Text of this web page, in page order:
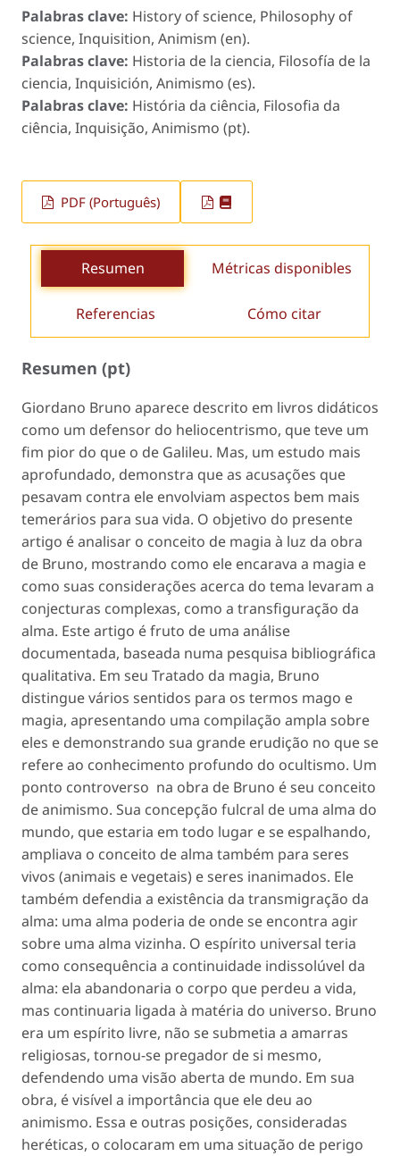
Palabras clave: History of science, Philosophy of
science, Inquisition, Animism (en).
Palabras clave: Historia de la ciencia, Filosofía de la
ciencia, Inquisición, Animismo (es).
Palabras clave: História da ciência, Filosofia da
ciência, Inquisição, Animismo (pt).
PDF (Português)
Resumen Métricas disponibles
Referencias Cómo citar
Resumen (pt)
Giordano Bruno aparece descrito em livros didáticos
como um defensor do heliocentrismo, que teve um
fim pior do que o de Galileu. Mas, um estudo mais
aprofundado, demonstra que as acusações que
pesavam contra ele envolviam aspectos bem mais
temerários para sua vida. O objetivo do presente
artigo é analisar o conceito de magia à luz da obra
de Bruno, mostrando como ele encarava a magia e
como suas considerações acerca do tema levaram a
conjecturas complexas, como a transfiguração da
alma. Este artigo é fruto de uma análise
documentada, baseada numa pesquisa bibliográfica
qualitativa. Em seu Tratado da magia, Bruno
distingue vários sentidos para os termos mago e
magia, apresentando uma compilação ampla sobre
eles e demonstrando sua grande erudição no que se
refere ao conhecimento profundo do ocultismo. Um
ponto controverso na obra de Bruno é seu conceito
de animismo. Sua concepção fulcral de uma alma do
mundo, que estaria em todo lugar e se espalhando,
ampliava o conceito de alma também para seres
vivos (animais e vegetais) e seres inanimados. Ele
também defendia a existência da transmigração da
alma: uma alma poderia de onde se encontra agir
sobre uma alma vizinha. O espírito universal teria
como consequência a continuidade indissolúvel da
alma: ela abandonaria o corpo que perdeu a vida,
mas continuaria ligada à matéria do universo. Bruno
era um espírito livre, não se submetia a amarras
religiosas, tornou-se pregador de si mesmo,
defendendo uma visão aberta de mundo. Em sua
obra, é visível a importância que ele deu ao
animismo. Essa e outras posições, consideradas
heréticas, o colocaram em uma situação de perigo